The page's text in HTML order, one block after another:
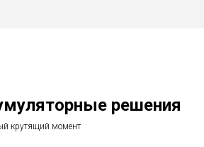
решения
крутящий момент